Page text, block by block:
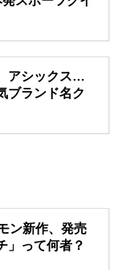
アシックス…
ブランド名ク
ン新作、発売
」って何者？